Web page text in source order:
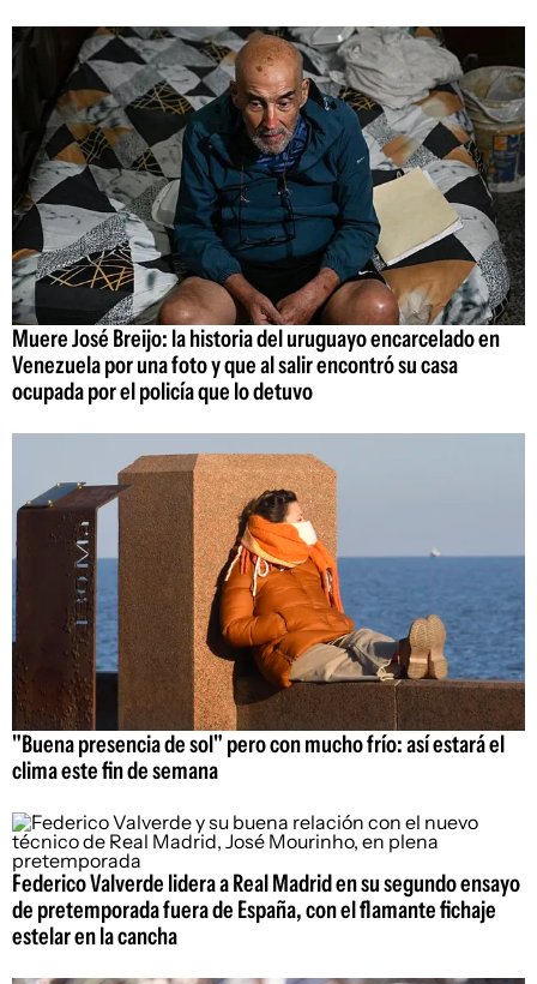
Muere José Breijo: la historia del uruguayo encarcelado en
Venezuela por una foto y que al salir encontró su casa
ocupada por el policía que lo detuvo
"Buena presencia de sol" pero con mucho frío: así estará el
clima este fin de semana
Federico Valverde lidera a Real Madrid en su segundo ensayo
de pretemporada fuera de España, con el flamante fichaje
estelar en la cancha